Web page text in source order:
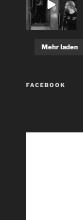
Mehr laden
FACEBOOK